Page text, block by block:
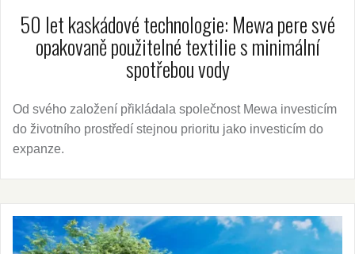
50 let kaskádové technologie: Mewa pere své
opakovaně použitelné textilie s minimální
spotřebou vody
Od svého založení přikládala společnost Mewa investicím
do životního prostředí stejnou prioritu jako investicím do
expanze.